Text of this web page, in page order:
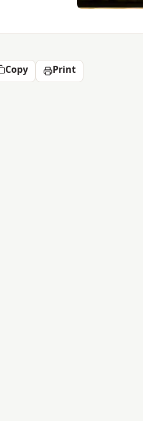
Copy Print